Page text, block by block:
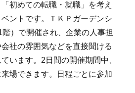
初めての転職・就職」を考え
ントです。ＴＫＰガーデンシ
）で開催され、企業の人事担
社の雰囲気などを直接聞ける
います。2日間の開催期間中、
場できます。日程ごとに参加